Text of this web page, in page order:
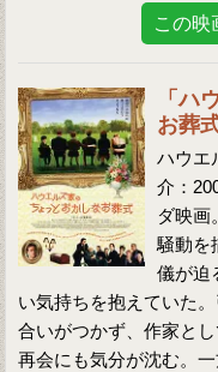
この映
「ハ
お葬
ハウエ
介：
ダ映画
騒動を
儀が迫
い気持ちを抱えていた
合いがつかず、作家と
再会にも気分が沈む。